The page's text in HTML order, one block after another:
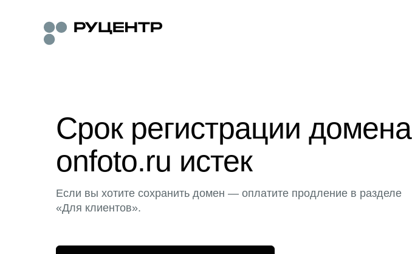
Срок регистрации домена
onfoto.ru истек
Если вы хотите сохранить домен — оплатите продление в разделе
«Для клиентов».